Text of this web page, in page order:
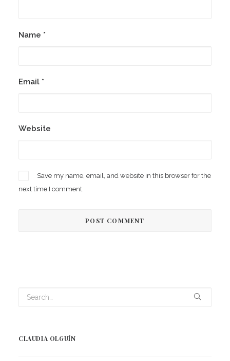
Name *
Email *
Website
Save my name, email, and website in this browser for the
next time I comment.
CLAUDIA OLGUÍN